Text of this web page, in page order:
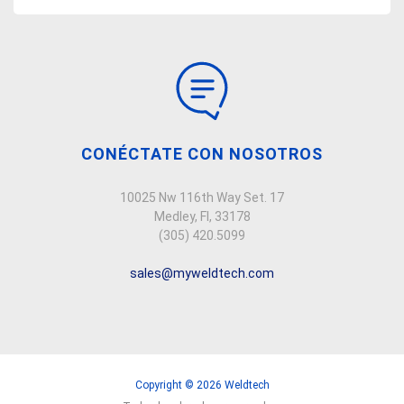
CONÉCTATE CON NOSOTROS
10025 Nw 116th Way Set. 17
Medley, Fl, 33178
(305) 420.5099
sales@myweldtech.com
Copyright © 2026 Weldtech